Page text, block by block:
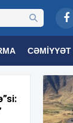
CƏMIYYƏT
TRIBUNA TV